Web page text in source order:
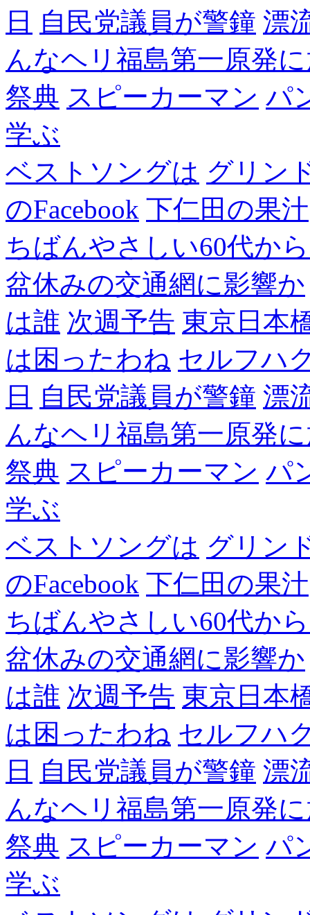
日 自民党議員が警鐘 漂
んなヘリ福島第一原発
祭典 スピーカーマン パ
学ぶ
ベストソングは グリン
のFacebook 下仁田の果汁
ちばんやさしい60代から
盆休みの交通網に影響か
は誰 次週予告 東京日本
は困ったわね セルフハ
日 自民党議員が警鐘 漂
んなヘリ福島第一原発
祭典 スピーカーマン パ
学ぶ
ベストソングは グリン
のFacebook 下仁田の果汁
ちばんやさしい60代から
盆休みの交通網に影響か
は誰 次週予告 東京日本
は困ったわね セルフハ
日 自民党議員が警鐘 漂
んなヘリ福島第一原発
祭典 スピーカーマン パ
学ぶ